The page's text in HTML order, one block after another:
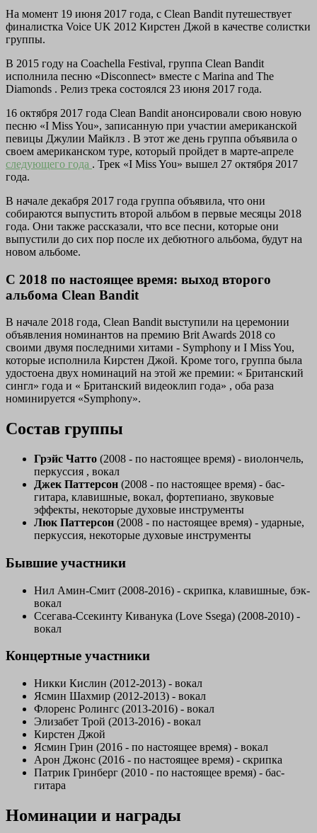
На момент 19 июня 2017 года, с Clean Bandit путешествует
финалистка Voice UK 2012 Кирстен Джой в качестве солистки
группы.
В 2015 году на Coachella Festival, группа Clean Bandit
исполнила песню «Disconnect» вместе с Marina and The
Diamonds . Релиз трека состоялся 23 июня 2017 года.
16 октября 2017 года Clean Bandit анонсировали свою новую
песню «I Miss You», записанную при участии американской
певицы Джулии Майклз . В этот же день группа объявила о
своем американском туре, который пройдет в марте-апреле
следующего года . Трек «I Miss You» вышел 27 октября 2017
года.
В начале декабря 2017 года группа объявила, что они
собираются выпустить второй альбом в первые месяцы 2018
года. Они также рассказали, что все песни, которые они
выпустили до сих пор после их дебютного альбома, будут на
новом альбоме.
C 2018 по настоящее время: выход второго
альбома Clean Bandit
В начале 2018 года, Clean Bandit выступили на церемонии
объявления номинантов на премию Brit Awards 2018 со
своими двумя последними хитами - Symphony и I Miss You,
которые исполнила Кирстен Джой. Кроме того, группа была
удостоена двух номинаций на этой же премии: « Британский
сингл» года и « Британский видеоклип года» , оба раза
номинируется «Symphony».
Состав группы
Грэйс Чатто (2008 - по настоящее время) - виолончель,
перкуссия , вокал
Джек Паттерсон (2008 - по настоящее время) - бас-
гитара, клавишные, вокал, фортепиано, звуковые
эффекты, некоторые духовые инструменты
Люк Паттерсон (2008 - по настоящее время) - ударные,
перкуссия, некоторые духовые инструменты
Бывшие участники
Нил Амин-Смит (2008-2016) - скрипка, клавишные, бэк-
вокал
Ссегава-Ссекинту Киванука (Love Ssega) (2008-2010) -
вокал
Концертные участники
Никки Кислин (2012-2013) - вокал
Ясмин Шахмир (2012-2013) - вокал
Флоренс Ролингс (2013-2016) - вокал
Элизабет Трой (2013-2016) - вокал
Кирстен Джой
Ясмин Грин (2016 - по настоящее время) - вокал
Арон Джонс (2016 - по настоящее время) - скрипка
Патрик Гринберг (2010 - по настоящее время) - бас-
гитара
Номинации и награды